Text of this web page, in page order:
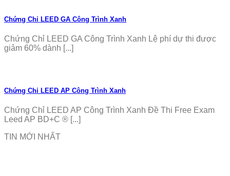
Chứng Chỉ LEED GA Công Trình Xanh
Chứng Chỉ LEED GA Công Trình Xanh Lệ phí dự thi được
giảm 60% dành [...]
Chứng Chỉ LEED AP Công Trình Xanh
Chứng Chỉ LEED AP Công Trình Xanh Đề Thi Free Exam
Leed AP BD+C ® [...]
TIN MỚI NHẤT